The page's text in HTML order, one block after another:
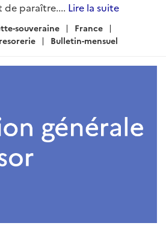
paraître.... Lire la suite
souveraine
France
Bulletin-mensuel